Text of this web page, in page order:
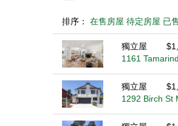
排序： 在售房屋 待定房屋 已
獨立屋
1161
獨立屋
1292 Birch St